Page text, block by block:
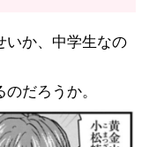
いか、中学生なの
だろうか。